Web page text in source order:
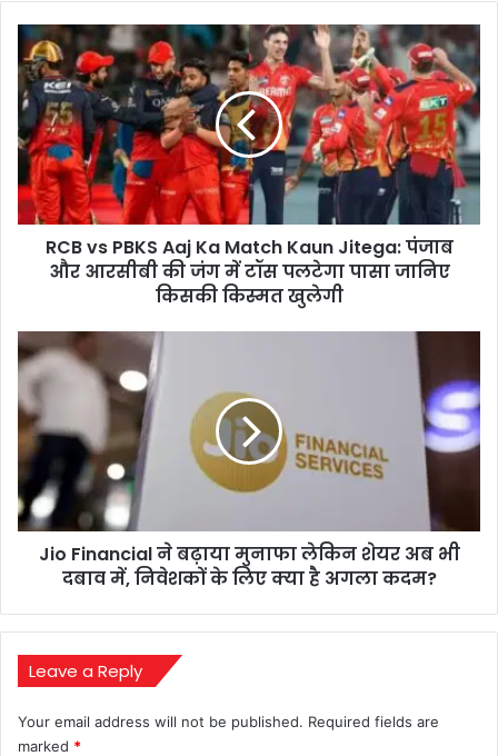
RCB
vs
PBKS
Aaj
Ka
Match
Kaun
Jitega:
पंजाब
आरसीबी
में
टॉस
पलटेगा
पासा
जानिए
किसकी
किस्मत
खुलेगी
RCB vs PBKS Aaj Ka Match Kaun Jitega: पंजाब
और आरसीबी की जंग में टॉस पलटेगा पासा जानिए
किसकी किस्मत खुलेगी
Jio
Financial
बढ़ाया
मुनाफा
लेकिन
शेयर
अब
भी
क्या
है
अगला
कदम?
Jio Financial ने बढ़ाया मुनाफा लेकिन शेयर अब भी
दबाव में, निवेशकों के लिए क्या है अगला कदम?
Leave a Reply
Your email address will not be published. Required fields are
marked *